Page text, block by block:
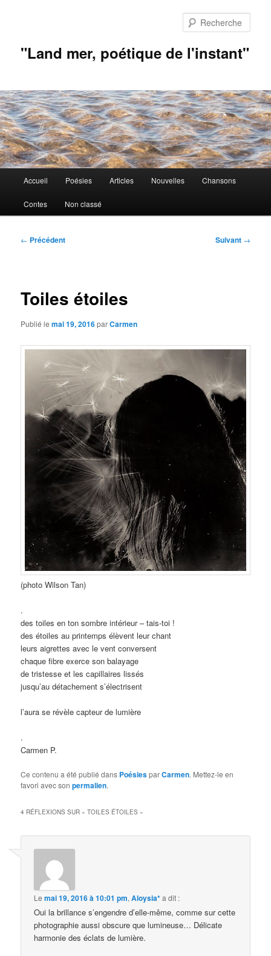
"Land mer, poétique de l'instant"
principal
Accueil Poésies Articles Nouvelles Chansons
Contes Non classé
Navigation
← Précédent Suivant →
Toiles étoiles
Publié lemai 19, 2016parCarmen
(photo Wilson Tan)
.
des toiles en ton sombre intérieur – tais-toi !
des étoiles au printemps élèvent leur chant
leurs aigrettes avec le vent conversent
chaque fibre exerce son balayage
de tristesse et les capillaires lissés
jusqu’au détachement s’électrisent
l’aura se révèle capteur de lumière
.
Carmen P.
Ce contenu a été publié dans PoésiesparCarmen. Mettez-le en
favori avec sonpermalien.
4 RÉFLEXIONS SUR «TOILES ÉTOILES »
Lemai 19, 2016 à 10:01 pm,Aloysia*a dit :
Oui la brillance s’engendre d’elle-même, comme sur cette
photographie aussi obscure que lumineuse… Délicate
harmonie des éclats de lumière.